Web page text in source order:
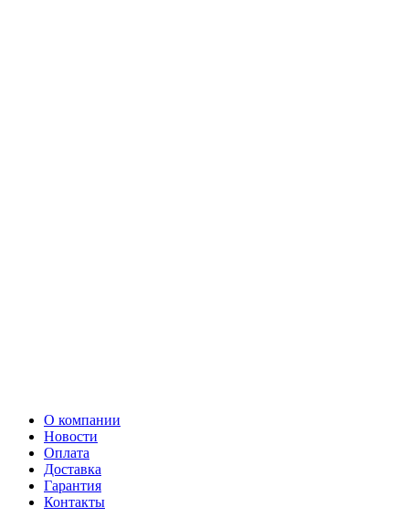
О компании
Новости
Оплата
Доставка
Гарантия
Контакты